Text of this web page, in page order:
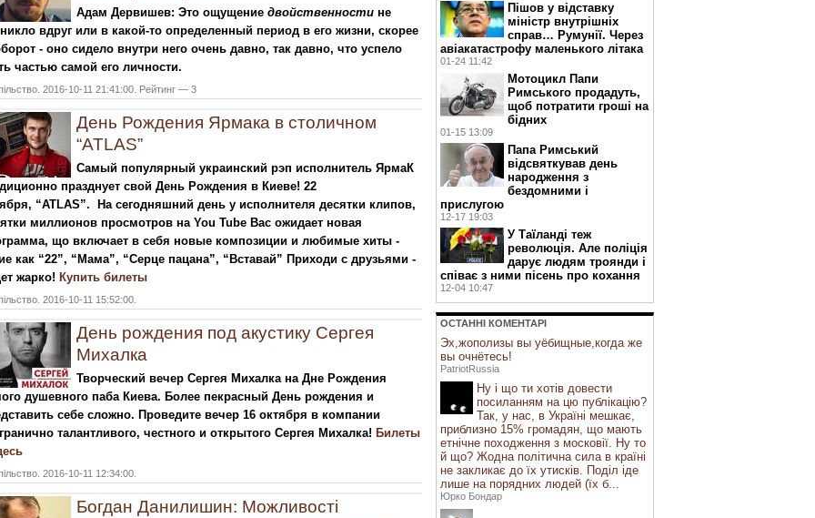
Адам Дервишев: Это ощущение двойственности не
вдруг или в какой-то определенный период в его жизни, скорее
- оно сидело внутри него очень давно, так давно, что успело
частью самой его личности.
2016-10-11 21:41:00. Рейтинг — 3
День Рождения Ярмака в столичном
“ATLAS”
Самый популярный украинский рэп исполнитель ЯрмаК
празднует свой День Рождения в Киеве! 22
“ATLAS”. На сегодняшний день у исполнителя десятки клипов,
миллионов просмотров на You Tube Вас ожидает новая
що включает в себя новые композиции и любимые хиты -
как “22”, “Мама”, “Серце пацана”, “Вставай” Приходи с друзьями -
жарко! Купить билеты
2016-10-11 15:52:00.
День рождения под акустику Сергея
Михалка
Творческий вечер Сергея Михалка на Дне Рождения
душевного паба Киева. Более пекрасный День рождения и
себе сложно. Проведите вечер 16 октября в компании
талантливого, честного и открытого Сергея Михалка! Билеты
2016-10-11 12:34:00.
Богдан Данилишин: Можливості
Пішов у відставку
міністр внутрішніх
справ… Румунії. Через
авіакатастрофу маленького літака
01-24 11:42
Мотоцикл Папи
Римського продадуть,
щоб потратити гроші на
бідних
01-15 13:09
Папа Римський
відсвяткував день
народження з
бездомними і
прислугою
12-17 19:03
У Таїланді теж
революція. Але поліція
дарує людям троянди і
співає з ними пісень про кохання
12-04 10:47
ОСТАННI КОМЕНТАРI
Эх,жополизы вы уёбищные,когда же
вы очнётесь!
PatriotRussia
Ну і що ти хотів довести
посиланням на цю публікацію?
Так, у нас, в Україні мешкає,
приблизно 15% громадян, що мають
етнічне походження з московії. Ну то
й що? Жодна політична сила в країні
не закликає до їх утисків. Поділ іде
лише на порядних людей (їх б...
Юрко Бондар